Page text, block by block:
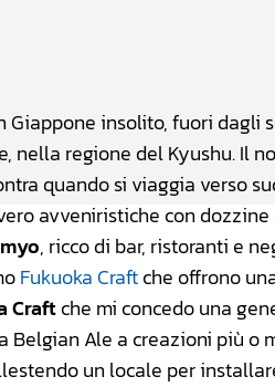
insolito, fuori dagli
nella regione del Kyushu. Il
quando si viaggia verso
avveniristiche con
, ricco di bar, ristoranti e
Fukuoka Craftche offrono
Craftche mi concedo una
Belgian Ale a creazioni più
un locale per